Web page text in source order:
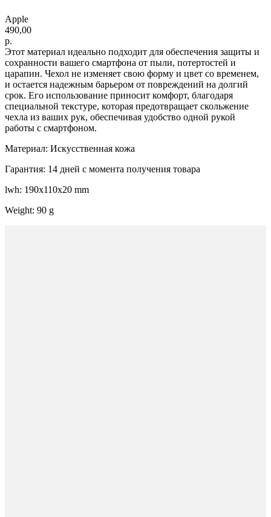
Apple
490,00
р.
Этот материал идеально подходит для обеспечения защиты и
сохранности вашего смартфона от пыли, потертостей и
царапин. Чехол не изменяет свою форму и цвет со временем,
и остается надежным барьером от повреждений на долгий
срок. Его использование приносит комфорт, благодаря
специальной текстуре, которая предотвращает скольжение
чехла из ваших рук, обеспечивая удобство одной рукой
работы с смартфоном.
Материал: Искусственная кожа
Гарантия: 14 дней с момента получения товара
lwh: 190x110x20 mm
Weight: 90 g